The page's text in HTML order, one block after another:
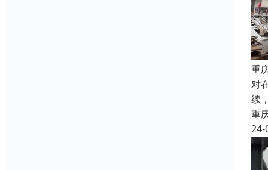
重
对
续
重
24-